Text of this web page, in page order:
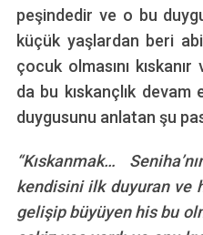
peşindedir ve o bu
küçük yaşlardan beri
çocuk olmasını
da bu kıskançlık devam
duygusunu anlatan şu
“Kıskanmak…
kendisini ilk duyuran ve
gelişip büyüyen his bu